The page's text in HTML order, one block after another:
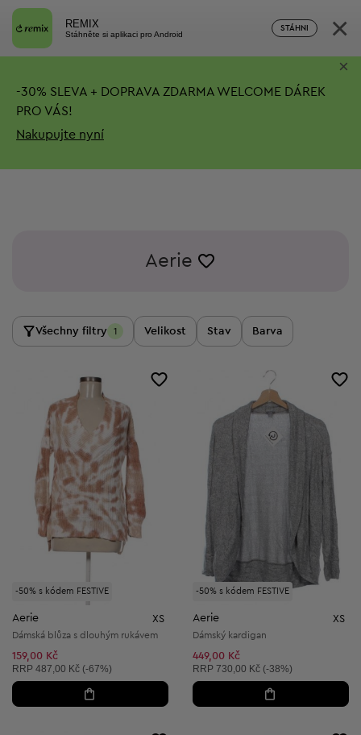
REMIX
Stáhněte si aplikaci pro Android
STÁHNI ×
-30% SLEVA + DOPRAVA ZDARMA WELCOME DÁREK
PRO VÁS!
Nakupujte nyní
×
Aerie
Všechny filtry 1 Velikost Stav Barva
-50% s kódem FESTIVE
Aerie XS
Dámská blůza s dlouhým rukávem
159,00 Kč
Doporučená cena:
RRP 487,00 Kč (-67%)
-50% s kódem FESTIVE
Aerie XS
Dámský kardigan
449,00 Kč
Doporučená cena:
RRP 730,00 Kč (-38%)